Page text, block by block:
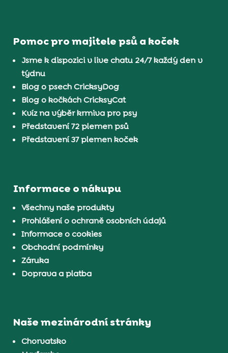
Pomoc pro majitele psů a koček
Jsme k dispozici v live chatu 24/7 každý den v
týdnu
Blog o psech CricksyDog
Blog o kočkách CricksyCat
Kvíz na výběr krmiva pro psy
Představení 72 plemen psů
Představení 37 plemen koček
Informace o nákupu
Všechny naše produkty
Prohlášení o ochraně osobních údajů
Informace o cookies
Obchodní podmínky
Záruka
Doprava a platba
Naše mezinárodní stránky
Chorvatsko